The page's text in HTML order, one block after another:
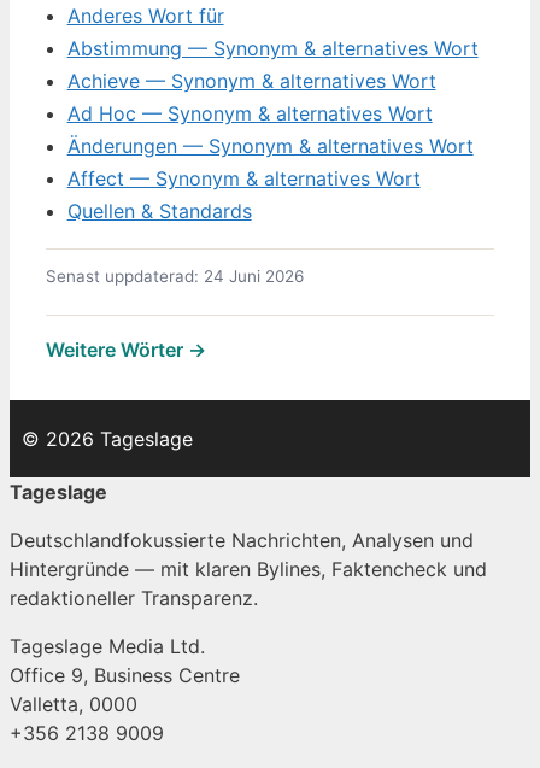
Anderes Wort für
Abstimmung — Synonym & alternatives Wort
Achieve — Synonym & alternatives Wort
Ad Hoc — Synonym & alternatives Wort
Änderungen — Synonym & alternatives Wort
Affect — Synonym & alternatives Wort
Quellen & Standards
Senast uppdaterad: 24 Juni 2026
Weitere Wörter →
© 2026 Tageslage
Tageslage
Deutschlandfokussierte Nachrichten, Analysen und
Hintergründe — mit klaren Bylines, Faktencheck und
redaktioneller Transparenz.
Tageslage Media Ltd.
Office 9, Business Centre
Valletta, 0000
+356 2138 9009